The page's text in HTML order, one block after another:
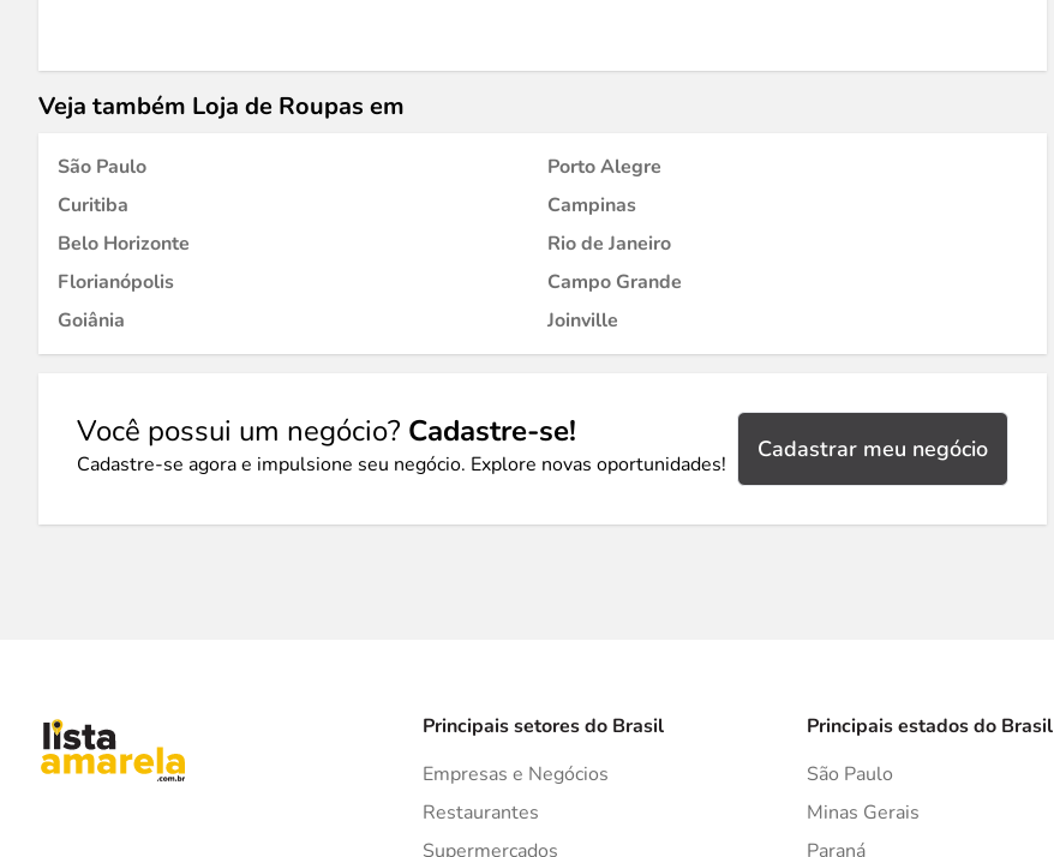
Veja também Loja de Roupas em
São Paulo
Porto Alegre
Curitiba
Campinas
Belo Horizonte
Rio de Janeiro
Florianópolis
Campo Grande
Goiânia
Joinville
Você possui um negócio? Cadastre-se!
Cadastre-se agora e impulsione seu negócio. Explore novas oportunidades!
Cadastrar meu negócio
Principais setores do Brasil
Empresas e Negócios
Restaurantes
Supermercados
Principais estados do Brasil
São Paulo
Minas Gerais
Paraná